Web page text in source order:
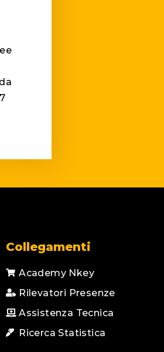
Collegamenti
Academy Nkey
Rilevatori Presenze
Assistenza Tecnica
Ricerca Statistica